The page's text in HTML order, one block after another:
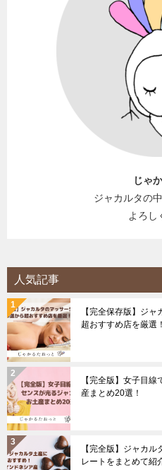
じゃ
ジャカルタの
よろし
人気記事
【完全保存版】ジ
超おすすめ店を厳選！
【完全版】女子目
産まとめ20選！
【完全版】ジャカ
レートをまとめて紹